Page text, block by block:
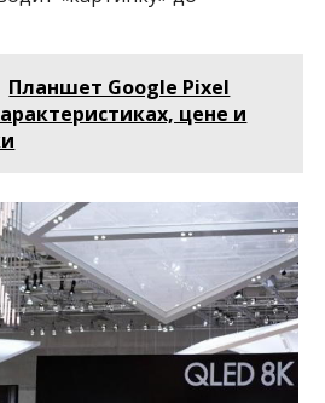
Планшет Google Pixel
цене и